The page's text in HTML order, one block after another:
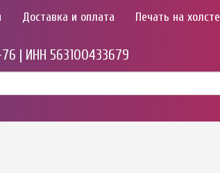
Доставка и оплата Печать на холсте
| ИНН 563100433679